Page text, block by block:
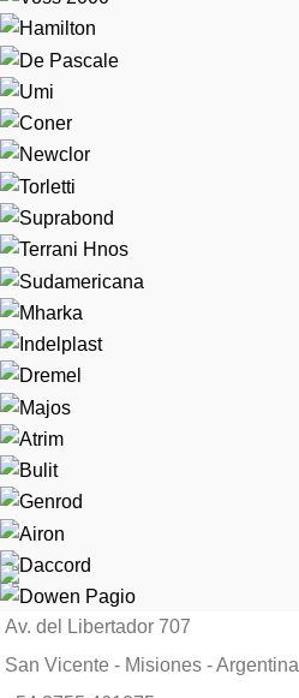
Av. del Libertador 707
San Vicente - Misiones - Argentina